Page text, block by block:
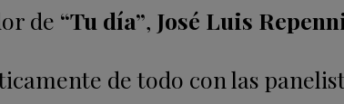
de “Tu día”, José Luis
de todo con las